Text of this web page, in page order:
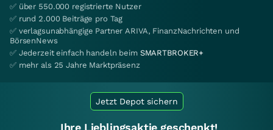
✅ über 550.000 registrierte Nutzer
✅ rund 2.000 Beiträge pro Tag
✅ verlagsunabhängige Partner ARIVA, FinanzNachrichten und
BörsenNews
✅ Jederzeit einfach handeln beim SMARTBROKER+
✅ mehr als 25 Jahre Marktpräsenz
Jetzt Depot sichern
Ihre Lieblingsaktie geschenkt!